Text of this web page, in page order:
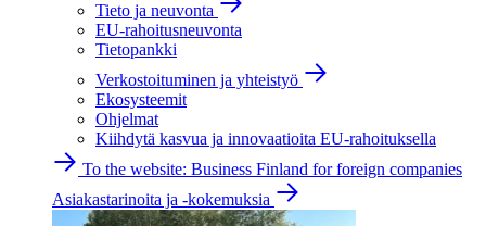
Tieto ja neuvonta
EU-rahoitusneuvonta
Tietopankki
Verkostoituminen ja yhteistyö
Ekosysteemit
Ohjelmat
Kiihdytä kasvua ja innovaatioita EU-rahoituksella
To the website: Business Finland for foreign companies
Asiakastarinoita ja -kokemuksia